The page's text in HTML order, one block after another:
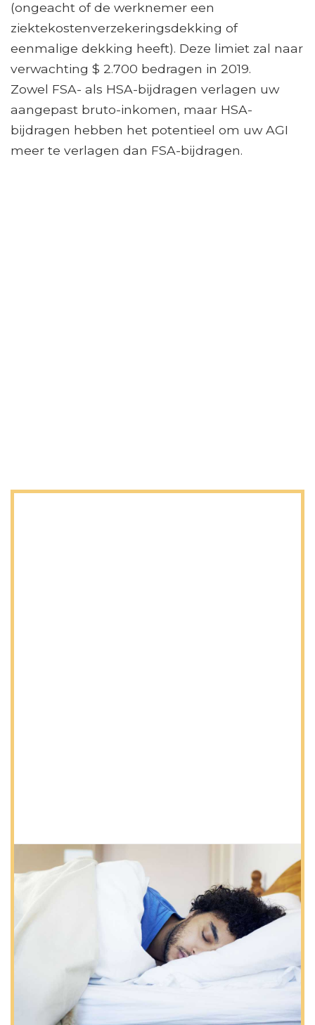
(ongeacht of de werknemer een
ziektekostenverzekeringsdekking of
eenmalige dekking heeft). Deze limiet zal naar
verwachting $ 2.700 bedragen in 2019.
Zowel FSA- als HSA-bijdragen verlagen uw
aangepast bruto-inkomen, maar HSA-
bijdragen hebben het potentieel om uw AGI
meer te verlagen dan FSA-bijdragen.